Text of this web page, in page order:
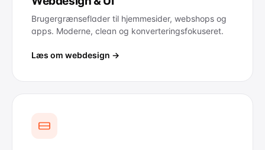
Brugergrænseflader til hjemmesider, webshops og
apps. Moderne, clean og konverteringsfokuseret.
Læs om webdesign →